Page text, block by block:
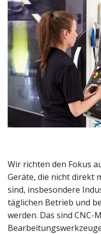
Wir richten den Fokus
Geräte, die nicht direkt
sind, insbesondere
täglichen Betrieb und
werden. Das sind CNC-